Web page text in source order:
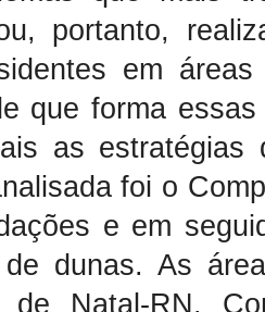
portanto,
em
que forma
as estratégias
foi o
e em
de dunas. As
Natal-RN.